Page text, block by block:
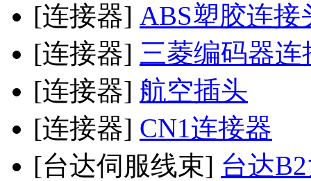
[连接器] ABS塑胶连接
[连接器] 三菱编码器连
[连接器] 航空插头
[连接器] CN1连接器
[台达伺服线束] 台达